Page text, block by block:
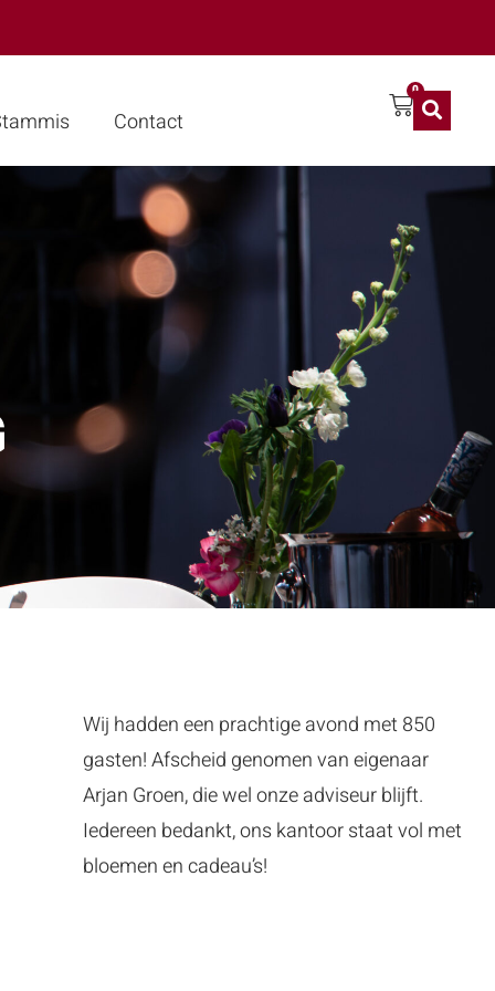
Contact
0
Wij hadden een prachtige avond met 850
gasten! Afscheid genomen van eigenaar
Arjan Groen, die wel onze adviseur blijft.
Iedereen bedankt, ons kantoor staat vol met
bloemen en cadeau’s!